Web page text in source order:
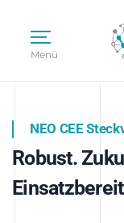
Menü
NEO CEE
Robust.
Intelligenz